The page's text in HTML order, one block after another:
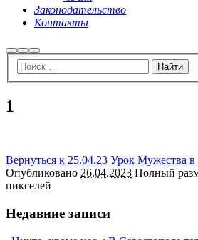
Законодательство
Контакты
НайтиБольше
информации
Главное
меню
1
Вернуться к 25.04.23 Урок
Опубликовано 26.04.2023 Полный
пикселей
Недавние записи